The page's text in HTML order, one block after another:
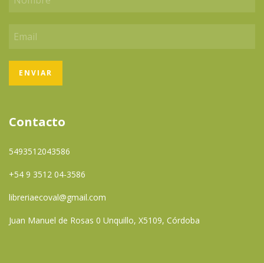
Contacto
5493512043586
+54 9 3512 04-3586
libreriaecoval@gmail.com
Juan Manuel de Rosas 0 Unquillo, X5109, Córdoba